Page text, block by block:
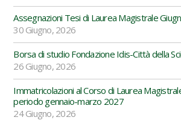
Assegnazioni Tesi di Laurea Magistrale
30 Giugno, 2026
Borsa di studio Fondazione Idis-Città della
26 Giugno, 2026
Immatricolazioni al Corso di Laurea
periodo gennaio-marzo 2027
24 Giugno, 2026